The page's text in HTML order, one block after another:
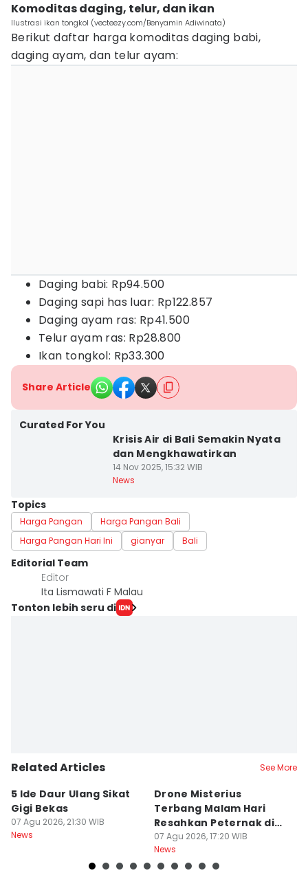
Komoditas daging, telur, dan ikan
Ilustrasi ikan tongkol (vecteezy.com/Benyamin Adiwinata)
Berikut daftar harga komoditas daging babi,
daging ayam, dan telur ayam:
Daging babi: Rp94.500
Daging sapi has luar: Rp122.857
Daging ayam ras: Rp41.500
Telur ayam ras: Rp28.800
Ikan tongkol: Rp33.300
Share Article
Curated For You
Krisis Air di Bali Semakin Nyata
dan Mengkhawatirkan
14 Nov 2025, 15:32 WIB
News
Topics
Harga Pangan
Harga Pangan Bali
Harga Pangan Hari Ini
gianyar Bali
Editorial Team
Editor
Ita Lismawati F Malau
Tonton lebih seru di
Related Articles See More
5 Ide Daur Ulang Sikat
Gigi Bekas
07 Agu 2026, 21:30 WIB
News
Drone Misterius
Terbang Malam Hari
Resahkan Peternak di
Marga Tabanan
07 Agu 2026, 17:20 WIB
News